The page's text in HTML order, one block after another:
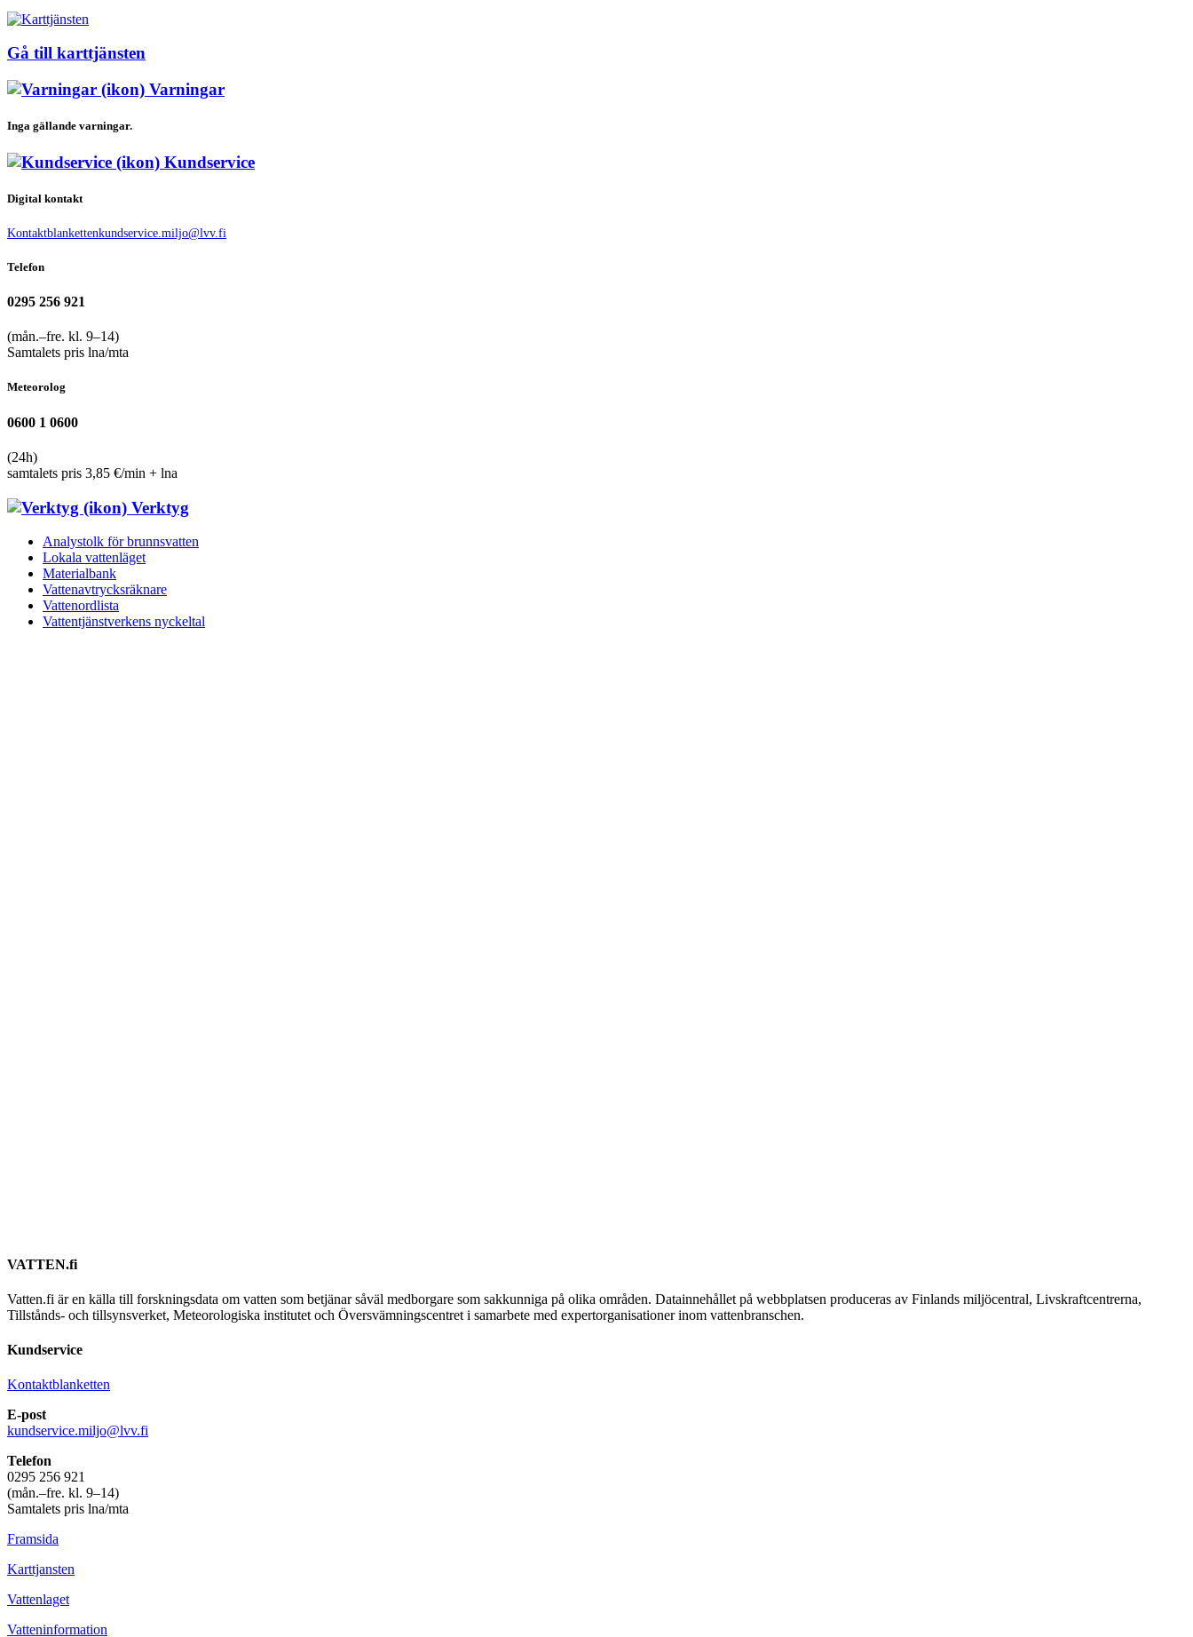
Gå till karttjänsten
Varningar
Inga gällande varningar.
Kundservice
Digital kontakt
Kontaktblankettenkundservice.miljo@lvv.fi
Telefon
0295 256 921
(mån.–fre. kl. 9–14)
Samtalets pris lna/mta
Meteorolog
0600 1 0600
(24h)
samtalets pris 3,85 €/min + lna
Verktyg
Analystolk för brunnsvatten
Lokala vattenläget
Materialbank
Vattenavtrycksräknare
Vattenordlista
Vattentjänst­verkens nyckeltal
VATTEN.fi
Vatten.fi är en källa till forskningsdata om vatten som betjänar såväl medborgare som sakkunniga på olika områden. Datainnehållet på webbplatsen produceras av Finlands miljöcentral, Livskraftcentrerna,
Tillstånds- och tillsynsverket, Meteorologiska institutet och Översvämningscentret i samarbete med expertorganisationer inom vattenbranschen.
Kundservice
Kontaktblanketten
E-post
kundservice.miljo@lvv.fi
Telefon
0295 256 921
(mån.–fre. kl. 9–14)
Samtalets pris lna/mta
Framsida
Karttjansten
Vattenlaget
Vatteninformation